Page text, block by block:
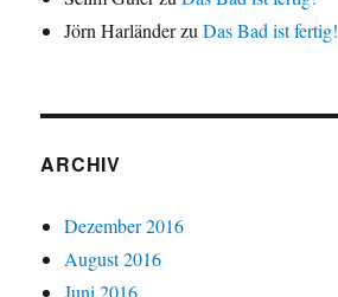
Jörn HarländerzuDas Bad ist fertig!
ARCHIV
Dezember 2016
August 2016
Juni 2016